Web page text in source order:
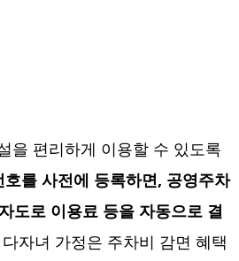
을 편리하게 이용할 수 있도록
호를 사전에 등록하면, 공영주차
도로 이용료 등을 자동으로 결
자녀 가정은 주차비 감면 혜택